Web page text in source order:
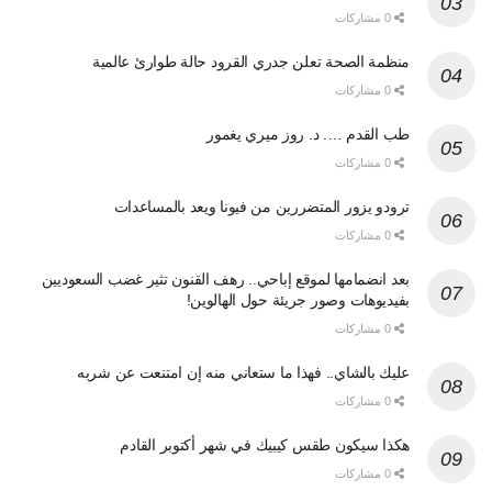
منظمة الصحة تعلن جدري القرود حالة طوارئ عالمية
طب القدم …. د. روز ميري يغمور
ترودو يزور المتضررين من فيونا ويعد بالمساعدات
بعد انضمامها لموقع إباحي.. رهف القنون تثير غضب السعوديين
بفيديوهات وصور جريئة حول الهالوين!
عليك بالشاي.. فهذا ما ستعاني منه إن امتنعت عن شربه
هكذا سيكون طقس كيبيك في شهر أكتوبر القادم